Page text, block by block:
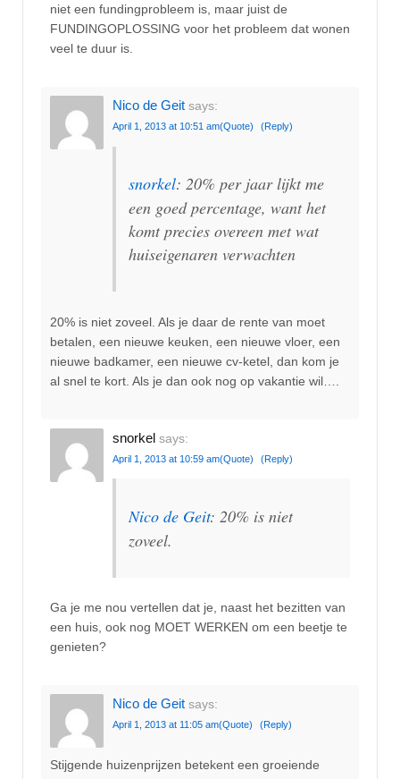
niet een fundingprobleem is, maar juist de
FUNDINGOPLOSSING voor het probleem dat wonen
veel te duur is.
Nico de Geit says:
April 1, 2013 at 10:51 am(Quote) (Reply)
snorkel: 20% per jaar lijkt me
een goed percentage, want het
komt precies overeen met wat
huiseigenaren verwachten
20% is niet zoveel. Als je daar de rente van moet
betalen, een nieuwe keuken, een nieuwe vloer, een
nieuwe badkamer, een nieuwe cv-ketel, dan kom je
al snel te kort. Als je dan ook nog op vakantie wil….
snorkel says:
April 1, 2013 at 10:59 am(Quote) (Reply)
Nico de Geit: 20% is niet
zoveel.
Ga je me nou vertellen dat je, naast het bezitten van
een huis, ook nog MOET WERKEN om een beetje te
genieten?
Nico de Geit says:
April 1, 2013 at 11:05 am(Quote) (Reply)
Stijgende huizenprijzen betekent een groeiende